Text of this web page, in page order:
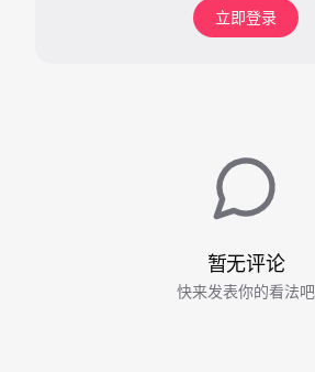
立即登录
暂无评论
快来发表你的看法吧